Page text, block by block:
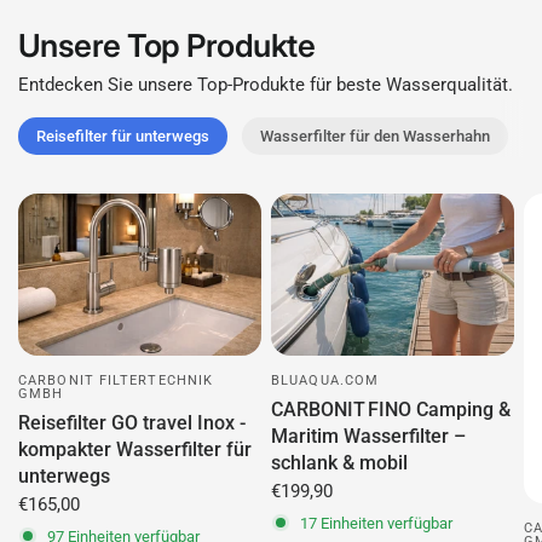
Unsere Top Produkte
Entdecken Sie unsere Top-Produkte für beste Wasserqualität.
Reisefilter für unterwegs Wasserfilter für den Wasserhahn
CARBONIT FILTERTECHNIK
GMBH
Reisefilter GO travel Inox -
kompakter Wasserfilter für
unterwegs
€165,00
97 Einheiten verfügbar
BLUAQUA.COM
CARBONIT FINO Camping &
Maritim Wasserfilter –
schlank & mobil
€199,90
17 Einheiten verfügbar